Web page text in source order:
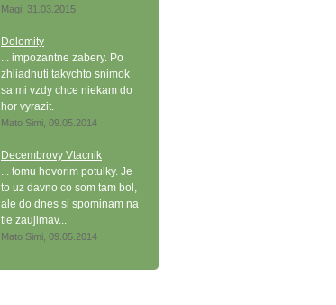
Magi, 31.03.2015
Dolomity
... impozantne zabery. Po
zhliadnuti takychto snimok
sa mi vzdy chce niekam do
hor vyrazit.
Mato Simi, 09.05.2014
Decembrovy Vtacnik
... tomu hovorim potulky. Je
to uz davno co som tam bol,
ale do dnes si spominam na
tie zaujimav...
Mato Simi, 09.05.2014